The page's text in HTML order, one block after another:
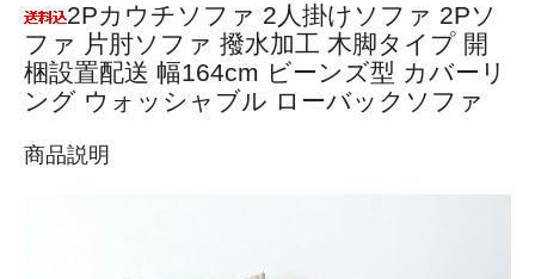
2Pカウチソファ 2人掛けソファ 2Pソ
ファ 片肘ソファ 撥水加工 木脚タイプ 開
梱設置配送 幅164cm ビーンズ型 カバーリ
ング ウォッシャブル ローバックソファ
商品説明